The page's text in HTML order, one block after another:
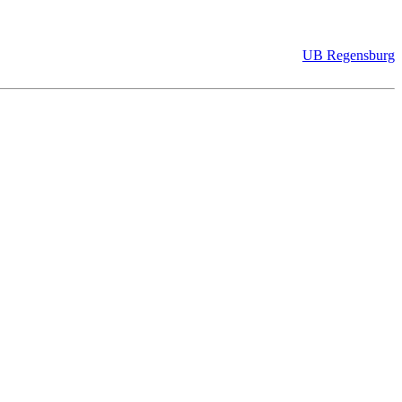
UB Regensburg